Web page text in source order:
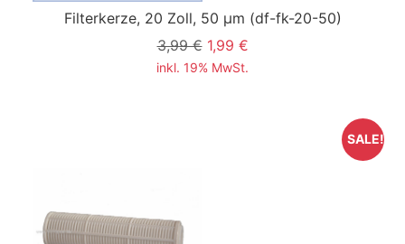
Filterkerze, 20 Zoll, 50 µm (df-fk-20-50)
3,99 € 1,99 €
inkl. 19% MwSt.
SALE!